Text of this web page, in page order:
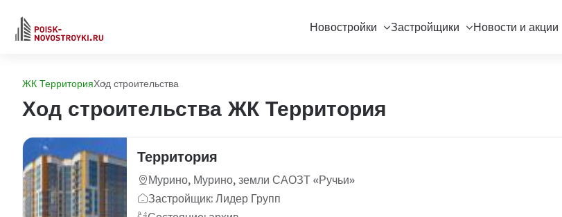
Новостройки Застройщики Новости и акции
ЖК ТерриторияХод строительства
Ход строительства ЖК Территория
Территория
Мурино, Мурино, земли САОЗТ «Ручьи»
Застройщик: Лидер Групп